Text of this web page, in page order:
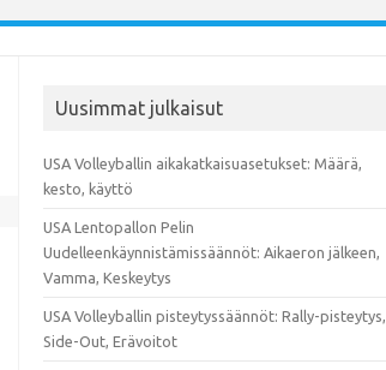
Uusimmat julkaisut
USA Volleyballin aikakatkaisuasetukset: Määrä,
kesto, käyttö
USA Lentopallon Pelin
Uudelleenkäynnistämissäännöt: Aikaeron jälkeen,
Vamma, Keskeytys
USA Volleyballin pisteytyssäännöt: Rally-pisteytys,
Side-Out, Erävoitot